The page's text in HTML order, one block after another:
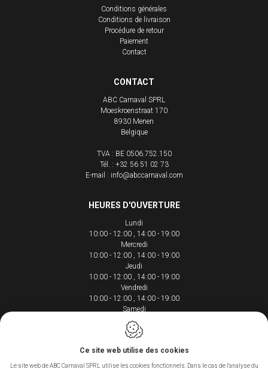
Conditions générales
Conditions de livraison
Procédure de retour
Paiement
Contact
CONTACT
ABC Carnaval SPRL
Moeskroenstraat 170
8930 Menen
Belgique
TVA : BE 0506.752.150
Tél. : +32 56 51 02 73
E-mail : info@abccarnaval.com
HEURES D'OUVERTURE
Lundi
10:00 - 12:00
14:00 - 19:00
Mercredi
10:00 - 12:00
14:00 - 19:00
Jeudi
10:00 - 12:00
14:00 - 19:00
Vendredi
10:00 - 12:00
14:00 - 19:00
Samedi
10:00 - 12:00
14:00 - 18:00
Ce site web utilise des cookies
Le site web de ABC Carnaval SPRL utilise les cookies fonctionnels. Dans le cas de l'analyse du